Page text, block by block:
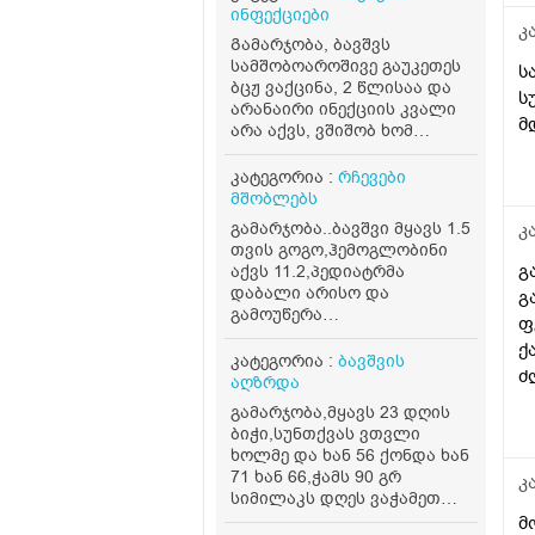
ინფექციები
Გამარჯობა, ბავშვს
სამშობოაროშივე გაუკეთეს
ბცჟ ვაქცინა, 2 წლისაა და
არანაირი ინექციის კვალი
არა აქვს, ვშიშობ ხომ
ნამდვილად ჩაუტარეს?
კატეგორია : რჩევები
მშობლებს
გამარჯობა..ბავშვი მყავს 1.5
თვის გოგო,ჰემოგლობინი
აქვს 11.2,პედიატრმა
დაბალი არისო და
გამოუწერა
ფერმულეკი,ასევე ხორცი
რაციონში ყოველდღე..ერთი
თვე ვასვი და გავუმეორე
11.1,კვლავ გაუგრძელეო
თქვა წამალი,4 დან 6
თვემდე მკურნალობენ ამ
წამლითო...ბავშვს
არუყვარს დალევა ხან.
სვავს ხან არა,..მართლა
კატეგორია : ბავშვის
აღზრდა
გამარჯობა,მყავს 23 დღის
ბიჭი,სუნთქვას ვთვლი
ხოლმე და ხან 56 ქონდა ხან
71 ხან 66,ჭამს 90 გრ
სიმილაკს დღეს ვაჭამეთ
120 გრ და თითქოს.ვერ